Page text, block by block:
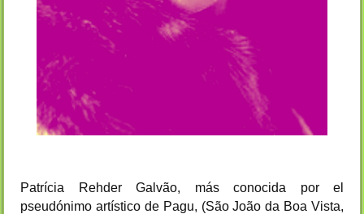
Patrícia Rehder Galvão, más conocida por el
pseudónimo artístico de Pagu, (São João da Boa Vista,